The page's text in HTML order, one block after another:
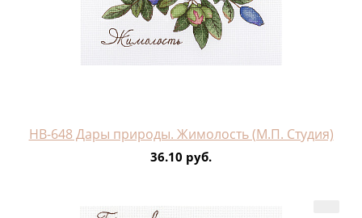
НВ-648 Дары природы. Жимолость (М.П. Студия)
36.10 руб.